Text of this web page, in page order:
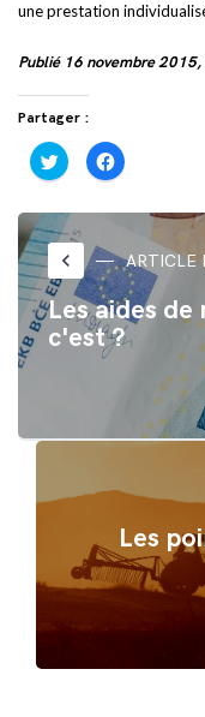
une prestation
Publié 16 novembre
Partager :
Cliquez
pour
partager
Twitter(ouvre
dans
une
nouvelle
fenêtre)
Cliquez
pour
partager
nouvelle
fenêtre)
keyboard_arrow_left ARTICLE
Les aides
c'est ?
Les